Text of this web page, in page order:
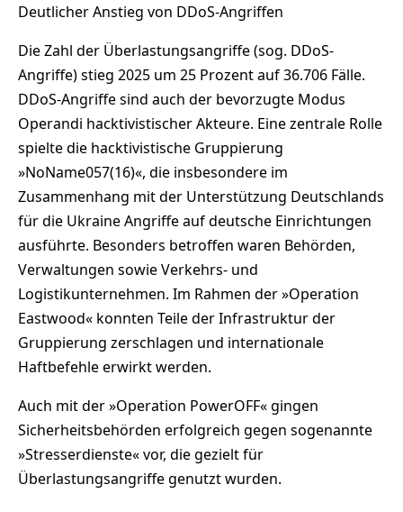
Deutlicher Anstieg von DDoS-Angriffen
Die Zahl der Überlastungsangriffe (sog. DDoS-
Angriffe) stieg 2025 um 25 Prozent auf 36.706 Fälle.
DDoS-Angriffe sind auch der bevorzugte Modus
Operandi hacktivistischer Akteure. Eine zentrale Rolle
spielte die hacktivistische Gruppierung
»NoName057(16)«, die insbesondere im
Zusammenhang mit der Unterstützung Deutschlands
für die Ukraine Angriffe auf deutsche Einrichtungen
ausführte. Besonders betroffen waren Behörden,
Verwaltungen sowie Verkehrs- und
Logistikunternehmen. Im Rahmen der »Operation
Eastwood« konnten Teile der Infrastruktur der
Gruppierung zerschlagen und internationale
Haftbefehle erwirkt werden.
Auch mit der »Operation PowerOFF« gingen
Sicherheitsbehörden erfolgreich gegen sogenannte
»Stresserdienste« vor, die gezielt für
Überlastungsangriffe genutzt wurden.